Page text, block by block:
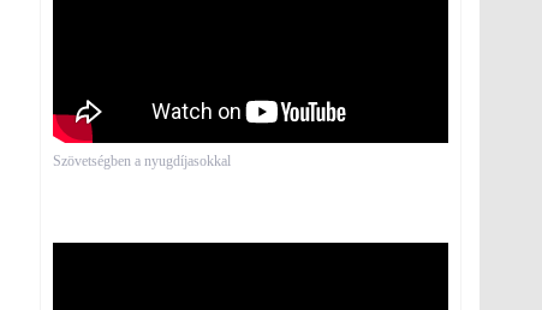
Szövetségben a nyugdíjasokkal